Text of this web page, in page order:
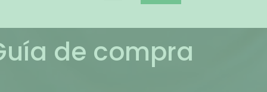
de compra